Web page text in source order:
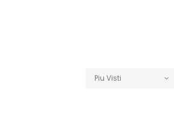
Piu Visti